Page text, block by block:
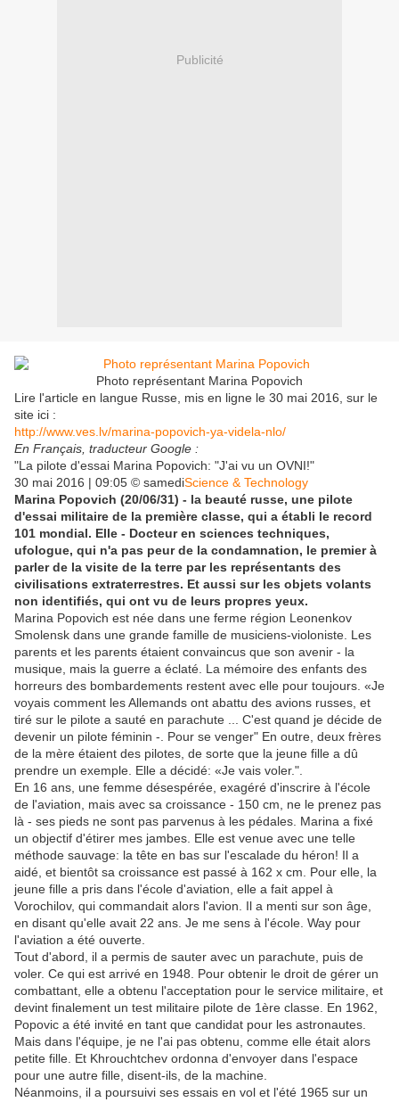
Publicité
Photo représentant Marina Popovich
Lire l'article en langue Russe, mis en ligne le 30 mai 2016, sur le
site ici :
http://www.ves.lv/marina-popovich-ya-videla-nlo/
En Français, traducteur Google :
"La pilote d'essai Marina Popovich: "J'ai vu un OVNI!"
30 mai 2016 | 09:05 © samediScience & Technology
Marina Popovich (20/06/31) - la beauté russe, une pilote
d'essai militaire de la première classe, qui a établi le record
101 mondial. Elle - Docteur en sciences techniques,
ufologue, qui n'a pas peur de la condamnation, le premier à
parler de la visite de la terre par les représentants des
civilisations extraterrestres. Et aussi sur les objets volants
non identifiés, qui ont vu de leurs propres yeux.
Marina Popovich est née dans une ferme région Leonenkov
Smolensk dans une grande famille de musiciens-violoniste. Les
parents et les parents étaient convaincus que son avenir - la
musique, mais la guerre a éclaté. La mémoire des enfants des
horreurs des bombardements restent avec elle pour toujours. «Je
voyais comment les Allemands ont abattu des avions russes, et
tiré sur le pilote a sauté en parachute ... C'est quand je décide de
devenir un pilote féminin -. Pour se venger" En outre, deux frères
de la mère étaient des pilotes, de sorte que la jeune fille a dû
prendre un exemple. Elle a décidé: «Je vais voler.".
En 16 ans, une femme désespérée, exagéré d'inscrire à l'école
de l'aviation, mais avec sa croissance - 150 cm, ne le prenez pas
là - ses pieds ne sont pas parvenus à les pédales. Marina a fixé
un objectif d'étirer mes jambes. Elle est venue avec une telle
méthode sauvage: la tête en bas sur l'escalade du héron! Il a
aidé, et bientôt sa croissance est passé à 162 x cm. Pour elle, la
jeune fille a pris dans l'école d'aviation, elle a fait appel à
Vorochilov, qui commandait alors l'avion. Il a menti sur son âge,
en disant qu'elle avait 22 ans. Je me sens à l'école. Way pour
l'aviation a été ouverte.
Tout d'abord, il a permis de sauter avec un parachute, puis de
voler. Ce qui est arrivé en 1948. Pour obtenir le droit de gérer un
combattant, elle a obtenu l'acceptation pour le service militaire, et
devint finalement un test militaire pilote de 1ère classe. En 1962,
Popovic a été invité en tant que candidat pour les astronautes.
Mais dans l'équipe, je ne l'ai pas obtenu, comme elle était alors
petite fille. Et Khrouchtchev ordonna d'envoyer dans l'espace
pour une autre fille, disent-ils, de la machine.
Néanmoins, il a poursuivi ses essais en vol et l'été 1965 sur un